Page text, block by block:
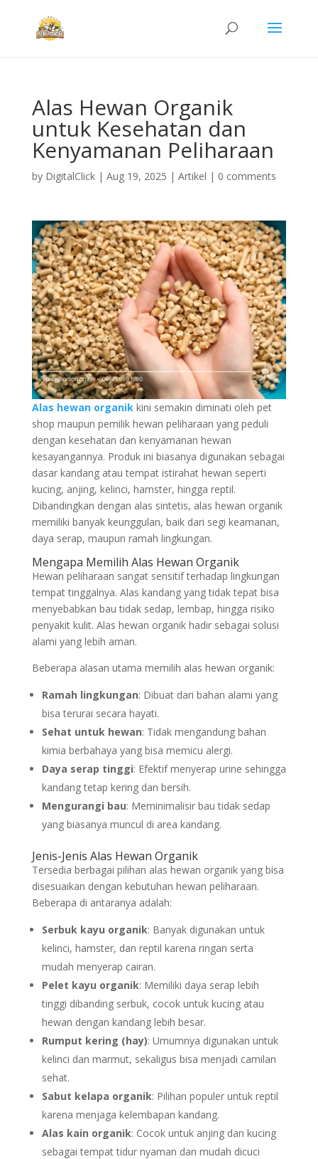
Alas Hewan Organik
untuk Kesehatan dan
Kenyamanan Peliharaan
by DigitalClick| Aug 19, 2025 | Artikel | 0 comments
Alas hewan organikkini semakin diminati oleh pet
shop maupun pemilik hewan peliharaan yang peduli
dengan kesehatan dan kenyamanan hewan
kesayangannya. Produk ini biasanya digunakan sebagai
dasar kandang atau tempat istirahat hewan seperti
kucing, anjing, kelinci, hamster, hingga reptil.
Dibandingkan dengan alas sintetis, alas hewan organik
memiliki banyak keunggulan, baik dari segi keamanan,
daya serap, maupun ramah lingkungan.
Mengapa Memilih Alas Hewan Organik
Hewan peliharaan sangat sensitif terhadap lingkungan
tempat tinggalnya. Alas kandang yang tidak tepat bisa
menyebabkan bau tidak sedap, lembap, hingga risiko
penyakit kulit. Alas hewan organik hadir sebagai solusi
alami yang lebih aman.
Beberapa alasan utama memilih alas hewan organik:
Ramah lingkungan: Dibuat dari bahan alami yang
bisa terurai secara hayati.
Sehat untuk hewan: Tidak mengandung bahan
kimia berbahaya yang bisa memicu alergi.
Daya serap tinggi: Efektif menyerap urine sehingga
kandang tetap kering dan bersih.
Mengurangi bau: Meminimalisir bau tidak sedap
yang biasanya muncul di area kandang.
Jenis-Jenis Alas Hewan Organik
Tersedia berbagai pilihan alas hewan organik yang bisa
disesuaikan dengan kebutuhan hewan peliharaan.
Beberapa di antaranya adalah:
Serbuk kayu organik: Banyak digunakan untuk
kelinci, hamster, dan reptil karena ringan serta
mudah menyerap cairan.
Pelet kayu organik: Memiliki daya serap lebih
tinggi dibanding serbuk, cocok untuk kucing atau
hewan dengan kandang lebih besar.
Rumput kering (hay): Umumnya digunakan untuk
kelinci dan marmut, sekaligus bisa menjadi camilan
sehat.
Sabut kelapa organik: Pilihan populer untuk reptil
karena menjaga kelembapan kandang.
Alas kain organik: Cocok untuk anjing dan kucing
sebagai tempat tidur nyaman dan mudah dicuci